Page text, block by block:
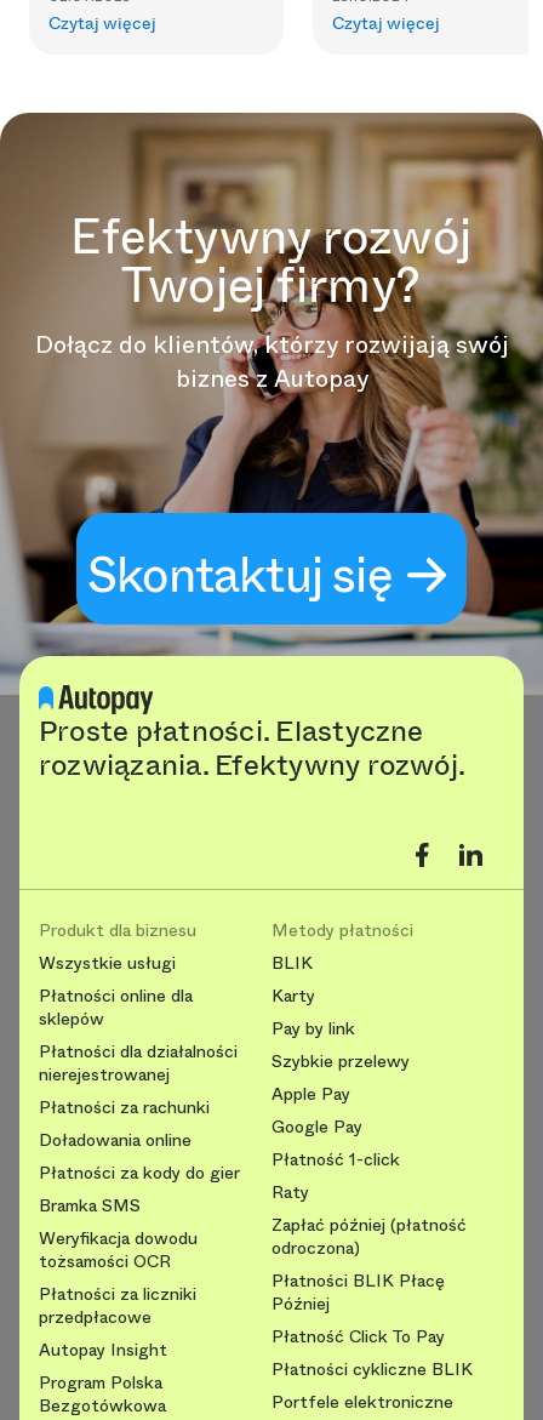
Czytaj więcej Czytaj więcej
Efektywny rozwój
Twojej firmy?
Dołącz do klientów, którzy rozwijają swój
biznes z Autopay
Skontaktuj się
Proste płatności. Elastyczne
rozwiązania. Efektywny rozwój.
Produkt dla biznesu
Wszystkie usługi
Płatności online dla
sklepów
Płatności dla działalności
nierejestrowanej
Płatności za rachunki
Doładowania online
Płatności za kody do gier
Bramka SMS
Weryfikacja dowodu
tożsamości OCR
Płatności za liczniki
przedpłacowe
Autopay Insight
Program Polska
Bezgotówkowa
Metody płatności
BLIK
Karty
Pay by link
Szybkie przelewy
Apple Pay
Google Pay
Płatność 1-click
Raty
Zapłać później (płatność
odroczona)
Płatności BLIK Płacę
Później
Płatność Click To Pay
Płatności cykliczne BLIK
Portfele elektroniczne